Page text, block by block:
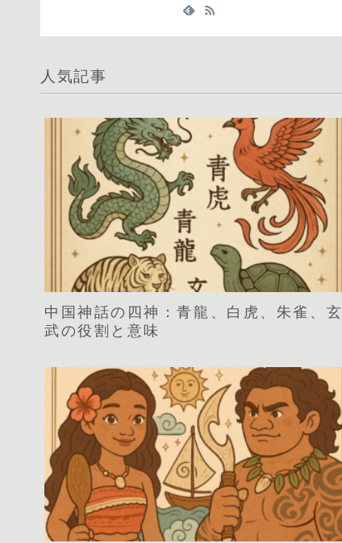
人気記事
中国神話の四神：青龍、白虎、朱雀、玄
武の役割と意味